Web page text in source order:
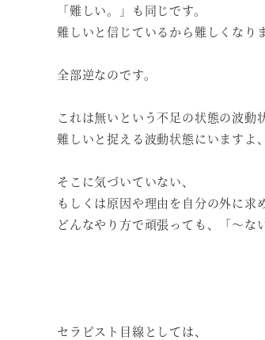
「難しい。」も同じです。
難しいと信じているから難しくなりま
全部逆なのです。
これは無いという不足の状態の波動
難しいと捉える波動状態にいますよ
そこに気づいていない、
もしくは原因や理由を自分の外に求
どんなやり方で頑張っても、「～な
セラピスト目線としては、